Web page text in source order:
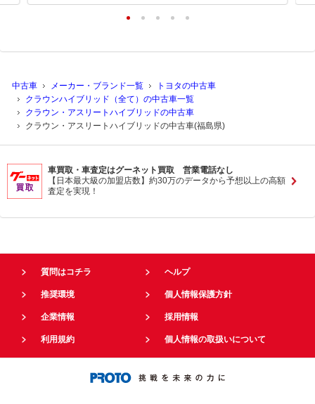
中古車 メーカー・ブランド一覧
トヨタの中古車
クラウンハイブリッド（全て）の中古車一覧
クラウン・アスリートハイブリッドの中古車
クラウン・アスリートハイブリッドの中古車(福島県)
車買取・車査定はグーネット買取 営業電話なし
【日本最大級の加盟店数】約30万のデータから予想以上の高額
査定を実現！
質問はコチラ ヘルプ
推奨環境 個人情報保護方針
企業情報 採用情報
利用規約 個人情報の取扱いについて